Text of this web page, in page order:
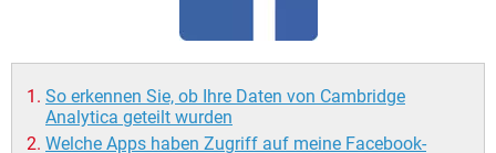
So erkennen Sie, ob Ihre Daten von Cambridge
Analytica geteilt wurden
Welche Apps haben Zugriff auf meine Facebook-